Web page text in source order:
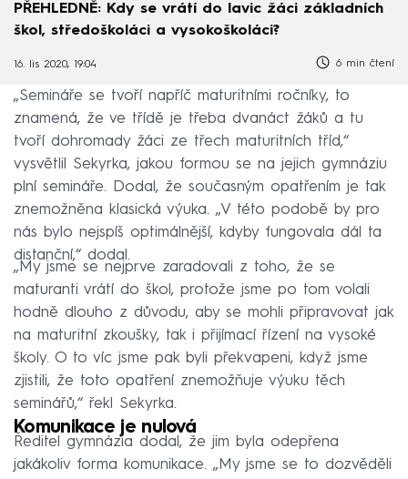
PŘEHLEDNĚ: Kdy se vrátí do lavic žáci základních
škol, středoškoláci a vysokoškoláci?
16. lis 2020, 19:04 6 min čtení
„Semináře se tvoří napříč maturitními ročníky, to
znamená, že ve třídě je třeba dvanáct žáků a tu
tvoří dohromady žáci ze třech maturitních tříd,“
vysvětlil Sekyrka, jakou formou se na jejich gymnáziu
plní semináře. Dodal, že současným opatřením je tak
znemožněna klasická výuka. „V této podobě by pro
nás bylo nejspíš optimálnější, kdyby fungovala dál ta
distanční,“ dodal.
„My jsme se nejprve zaradovali z toho, že se
maturanti vrátí do škol, protože jsme po tom volali
hodně dlouho z důvodu, aby se mohli připravovat jak
na maturitní zkoušky, tak i přijímací řízení na vysoké
školy. O to víc jsme pak byli překvapeni, když jsme
zjistili, že toto opatření znemožňuje výuku těch
seminářů,“ řekl Sekyrka.
Komunikace je nulová
Ředitel gymnázia dodal, že jim byla odepřena
jakákoliv forma komunikace. „My jsme se to dozvěděli